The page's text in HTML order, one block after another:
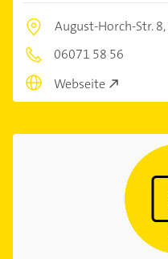
August-Horch-Str. 8,
06071 58 56
Webseite